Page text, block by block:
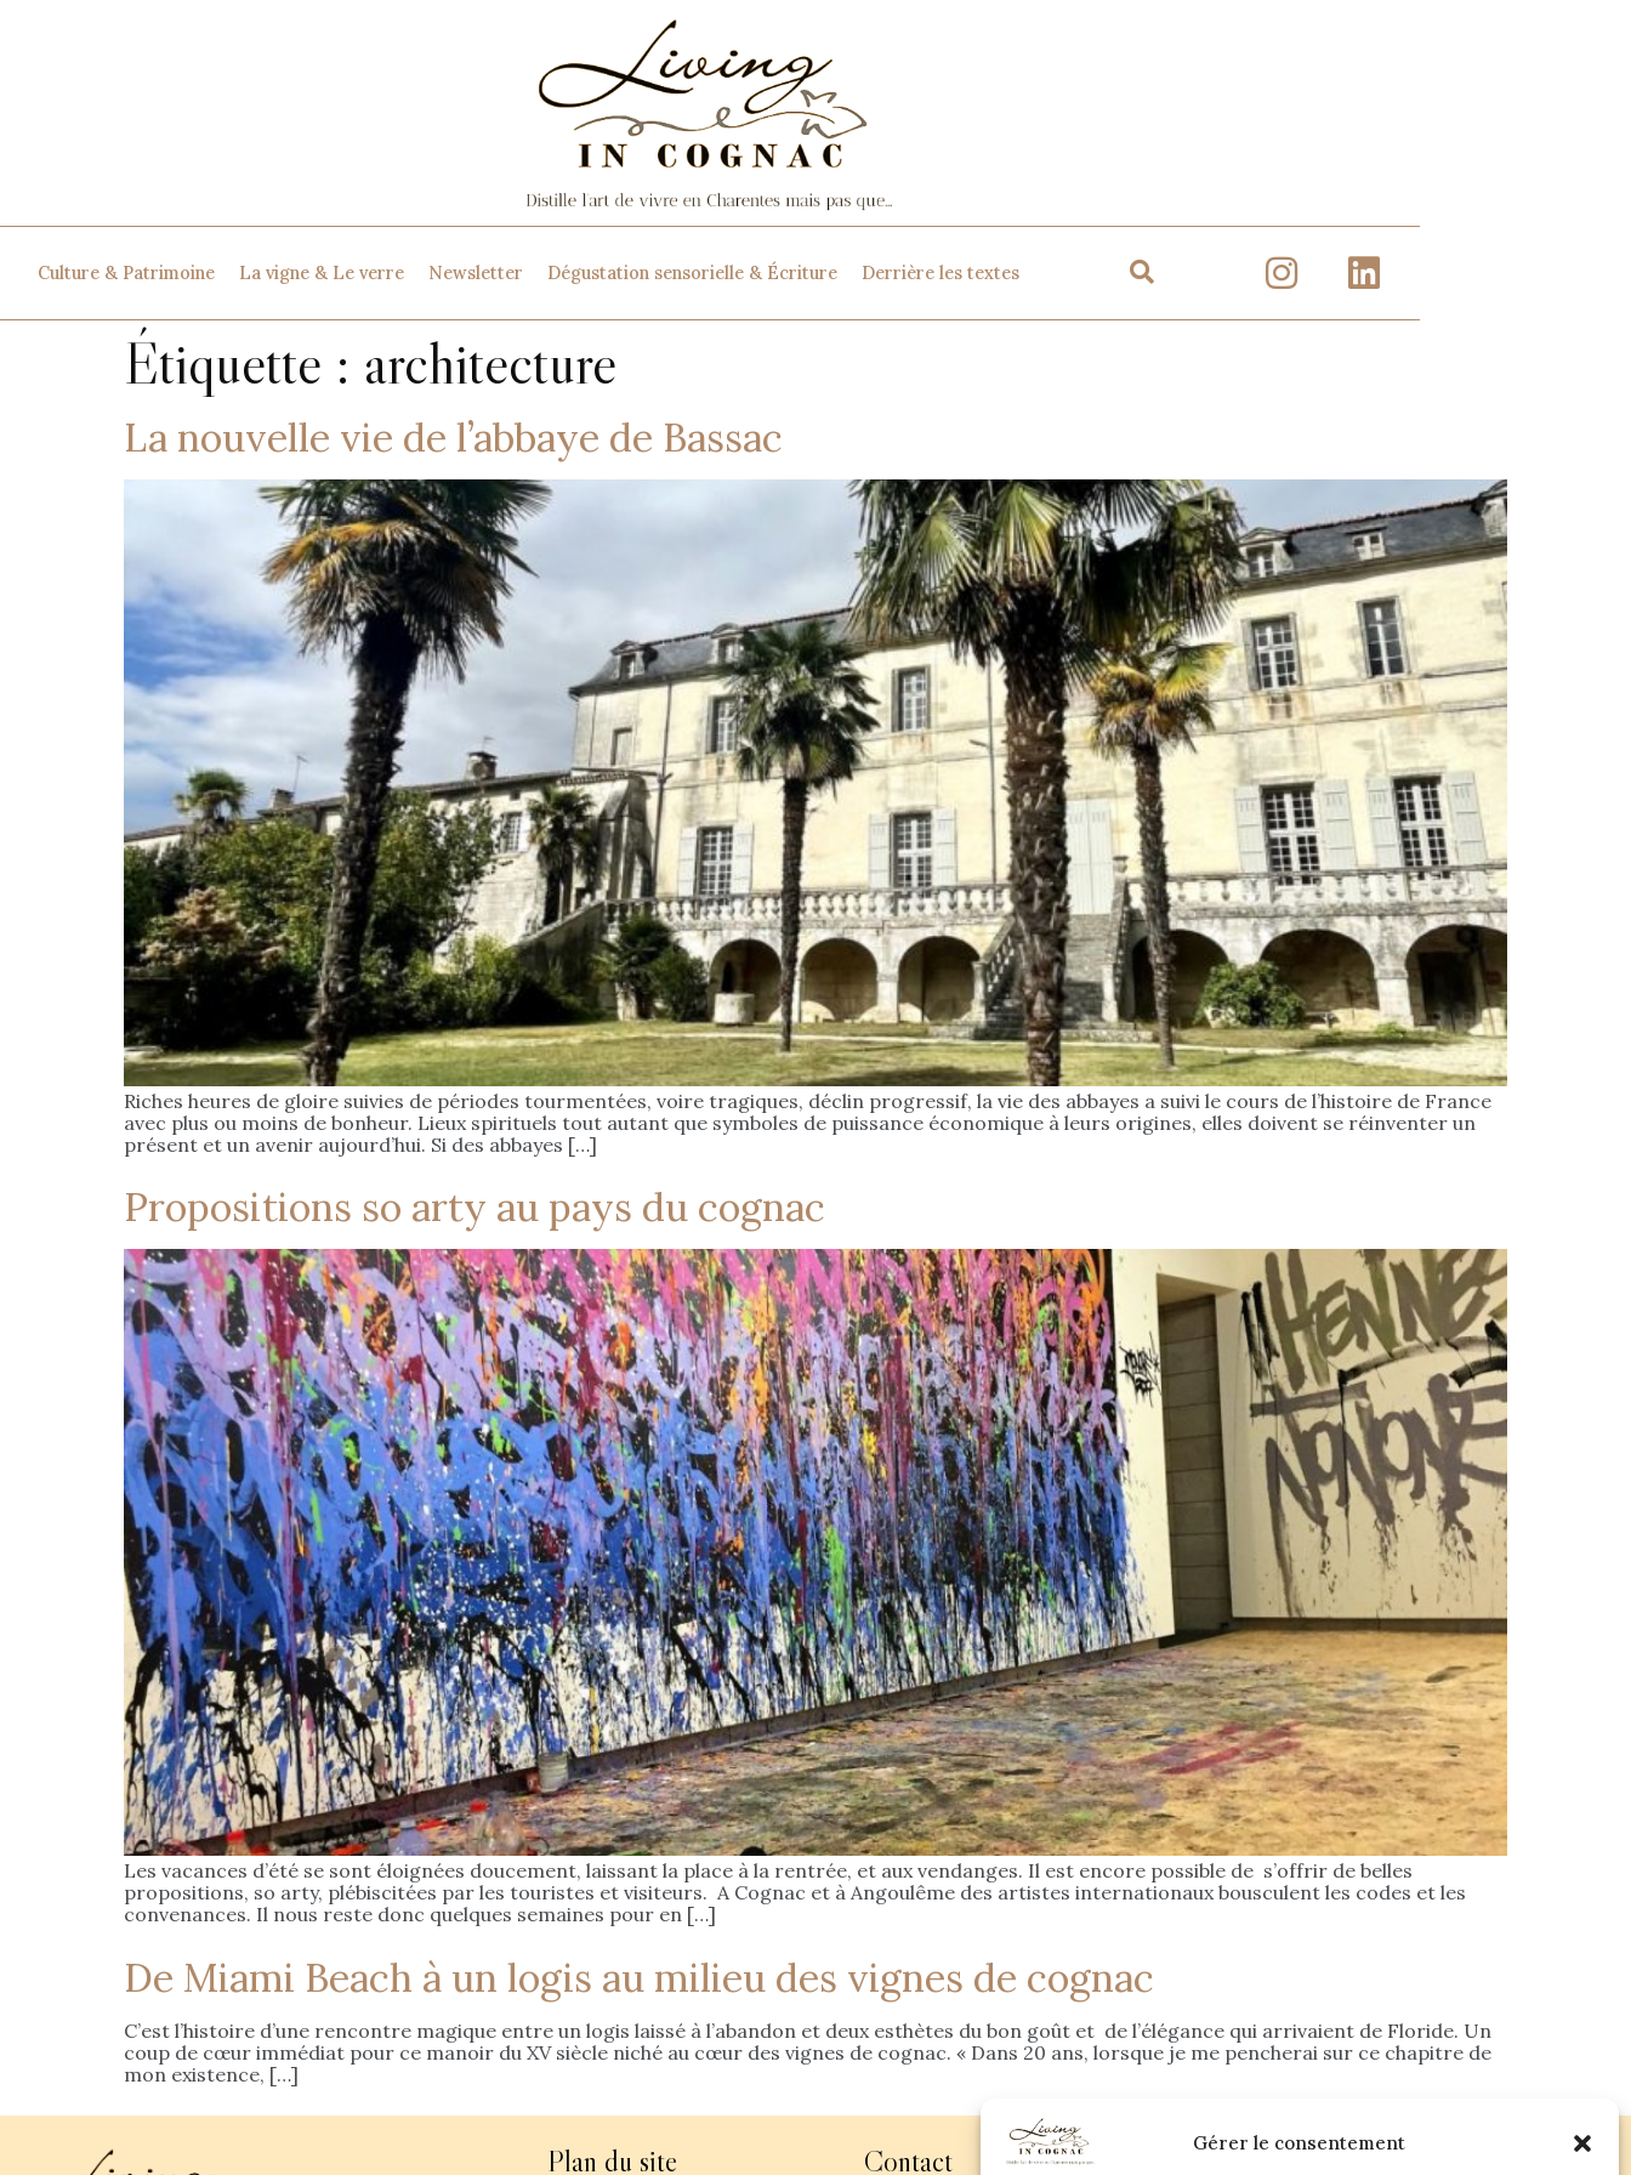
Gérer le consentement
Culture & Patrimoine La vigne & Le verre Newsletter Dégustation sensorielle & Écriture Derrière les textes
Étiquette : architecture
La nouvelle vie de l’abbaye de Bassac
Riches heures de gloire suivies de périodes tourmentées, voire tragiques, déclin progressif, la vie des abbayes a suivi le cours de l’histoire de France
avec plus ou moins de bonheur. Lieux spirituels tout autant que symboles de puissance économique à leurs origines, elles doivent se réinventer un
présent et un avenir aujourd’hui. Si des abbayes […]
Propositions so arty au pays du cognac
Les vacances d’été se sont éloignées doucement, laissant la place à la rentrée, et aux vendanges. Il est encore possible de s’offrir de belles
propositions, so arty, plébiscitées par les touristes et visiteurs. A Cognac et à Angoulême des artistes internationaux bousculent les codes et les
convenances. Il nous reste donc quelques semaines pour en […]
De Miami Beach à un logis au milieu des vignes de cognac
C’est l’histoire d’une rencontre magique entre un logis laissé à l’abandon et deux esthètes du bon goût et de l’élégance qui arrivaient de Floride. Un
coup de cœur immédiat pour ce manoir du XV siècle niché au cœur des vignes de cognac. « Dans 20 ans, lorsque je me pencherai sur ce chapitre de
mon existence, […]
Plan du site Contact